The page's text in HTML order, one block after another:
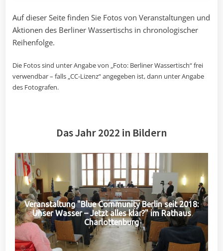
Auf dieser Seite finden Sie Fotos von Veranstaltungen und
Aktionen des Berliner Wassertischs in chronologischer
Reihenfolge.
Die Fotos sind unter Angabe von „Foto: Berliner Wassertisch“ frei
verwendbar – falls „CC-Lizenz“ angegeben ist, dann unter Angabe
des Fotografen.
Das Jahr 2022 in Bildern
Veranstaltung "Blue Community Berlin seit 2018:
Unser Wasser – Jetzt alles klar?" im Rathaus
Charlottenburg